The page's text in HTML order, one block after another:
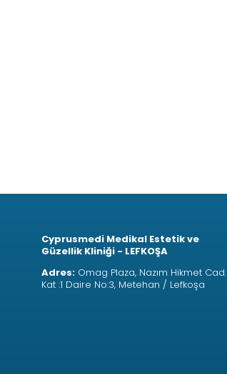
Cyprusmedi Medikal Estetik ve
Güzellik Kliniği - LEFKOŞA
Adres:Omag Plaza, Nazım Hikmet Cad.
Kat :1 Daire No:3, Metehan / Lefkoşa